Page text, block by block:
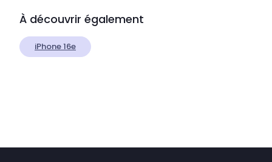
À découvrir également
iPhone 16e